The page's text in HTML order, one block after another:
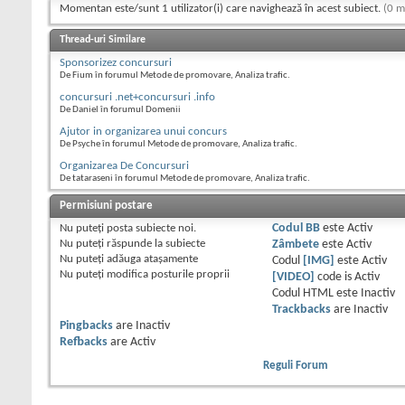
Momentan este/sunt 1 utilizator(i) care navighează în acest subiect. (0
Thread-uri Similare
Sponsorizez concursuri
De Fium în forumul Metode de promovare, Analiza trafic.
concursuri .net+concursuri .info
De Daniel în forumul Domenii
Ajutor in organizarea unui concurs
De Psyche în forumul Metode de promovare, Analiza trafic.
Organizarea De Concursuri
De tataraseni în forumul Metode de promovare, Analiza trafic.
Permisiuni postare
Nu puteţi posta subiecte noi.
Nu puteţi răspunde la subiecte
Nu puteţi adăuga ataşamente
Nu puteţi modifica posturile proprii
Codul BBeste Activ
Zâmbeteeste Activ
Codul
[IMG] este Activ
[VIDEO]
code is Activ
Codul HTML este
Inactiv
Trackbacksare
Inactiv
Pingbacks are
Inactiv
Refbacks are Activ
Reguli Forum